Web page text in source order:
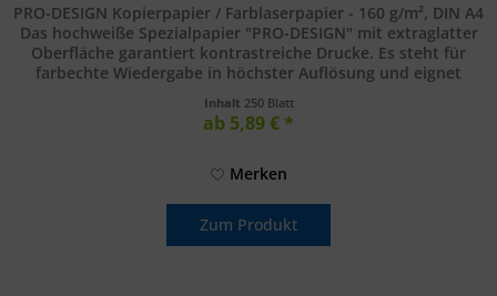
PRO-DESIGN Kopierpapier / Farblaserpapier - 160 g/m², DIN A4
Das hochweiße Spezialpapier "PRO-DESIGN" mit extraglatter
Oberfläche garantiert kontrastreiche Drucke. Es steht für
farbechte Wiedergabe in höchster Auflösung und eignet
Inhalt 250 Blatt
ab 5,89 € *
Merken
Zum Produkt